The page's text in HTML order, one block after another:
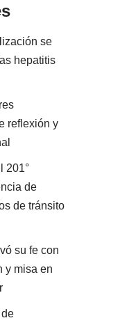
se
hepatitis
reflexión y
201°
de
de tránsito
su fe con
y misa en